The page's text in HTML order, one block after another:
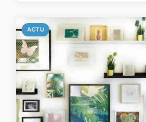
ACTU